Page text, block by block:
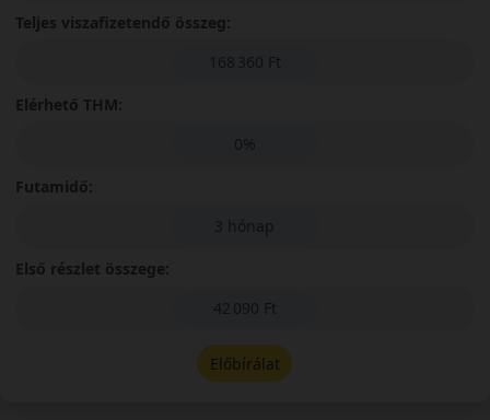
Teljes viszafizetendő összeg:
168 360 Ft
Elérhető THM:
0%
Futamidő:
3 hónap
Első részlet összege:
42 090 Ft
Előbírálat